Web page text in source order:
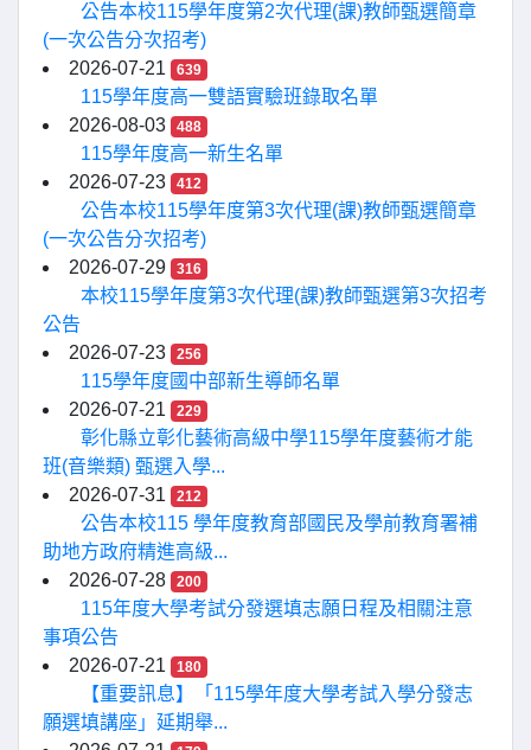
公告本校115學年度第2次代理(課)教師甄選簡章
(一次公告分次招考)
2026-07-21
639
115學年度高一雙語實驗班錄取名單
2026-08-03
488
115學年度高一新生名單
2026-07-23
412
公告本校115學年度第3次代理(課)教師甄選簡章
(一次公告分次招考)
2026-07-29
316
本校115學年度第3次代理(課)教師甄選第3次招考
公告
2026-07-23
256
115學年度國中部新生導師名單
2026-07-21
229
彰化縣立彰化藝術高級中學115學年度藝術才能
班(音樂類) 甄選入學...
2026-07-31
212
公告本校115 學年度教育部國民及學前教育署補
助地方政府精進高級...
2026-07-28
200
115年度大學考試分發選填志願日程及相關注意
事項公告
2026-07-21
180
【重要訊息】「115學年度大學考試入學分發志
願選填講座」延期舉...